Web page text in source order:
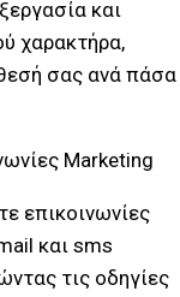
και
χαρακτήρα,
σας ανά πάσα
Marketing
επικοινωνίες
και sms
τις οδηγίες